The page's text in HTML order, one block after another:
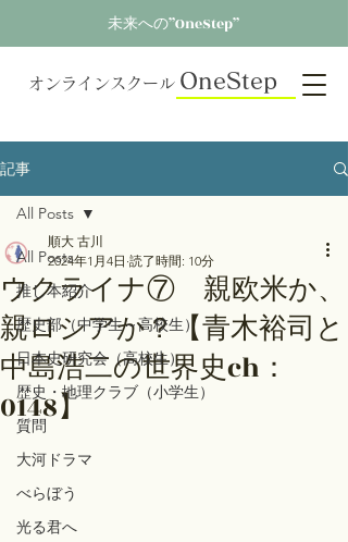
未来への”OneStep”
オンラインスクール OneStep
記事
All Posts
推し本紹介
歴史部（中学生～高校生）
日本史研究会（高校生）
歴史・地理クラブ（小学生）
質問
大河ドラマ
べらぼう
光る君へ
All Posts
ウクライナ⑦ 親欧米か、
親ロシアか？【青木裕司と
中島浩二の世界史ch：
0148】
順大 古川
2024年1月4日 読了時間: 10分